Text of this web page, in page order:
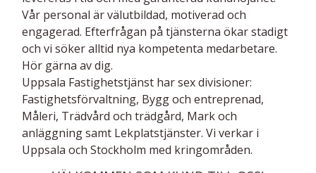
Vår personal är välutbildad, motiverad och
engagerad. Efterfrågan på tjänsterna ökar stadigt
och vi söker alltid nya kompetenta medarbetare.
Hör gärna av dig.
Uppsala Fastighetstjänst har sex divisioner:
Fastighetsförvaltning, Bygg och entreprenad,
Måleri, Trädvård och trädgård, Mark och
anläggning samt Lekplatstjänster. Vi verkar i
Uppsala och Stockholm med kringområden.